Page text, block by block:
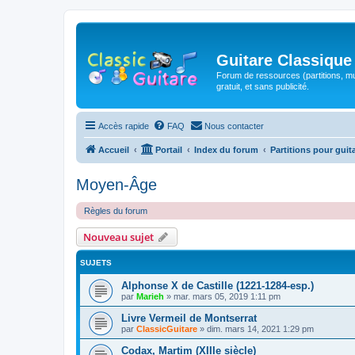
Guitare Classique
Forum de ressources (partitions,
gratuit, et sans publicité.
Accès rapide FAQ Nous contacter
Accueil Portail Index du forum Partitions pour
Moyen-Âge
Règles du forum
Nouveau sujet
SUJETS
Alphonse X de Castille (1221-1284-esp.)
par Marieh » mar. mars 05, 2019 1:11 pm
Livre Vermeil de Montserrat
par ClassicGuitare » dim. mars 14, 2021 1:29 pm
Codax, Martim (XIIIe siècle)